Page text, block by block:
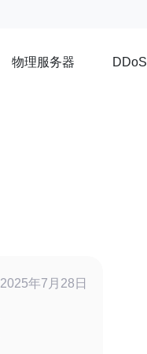
物理服务器 DDoS
2025年7月28日